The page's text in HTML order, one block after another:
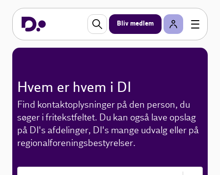
Bliv medlem
Hvem er hvem i DI
Find kontaktoplysninger på den person, du
søger i fritekstfeltet. Du kan også lave opslag
på DI's afdelinger, DI's mange udvalg eller på
regionalforeningsbestyrelser.